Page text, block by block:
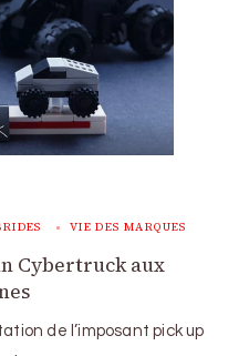
VIE DES MARQUES
Cybertruck aux
de l’imposant pick up